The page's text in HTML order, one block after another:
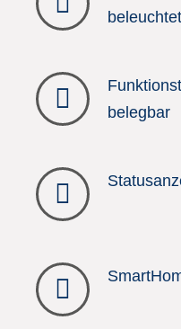
belegbar